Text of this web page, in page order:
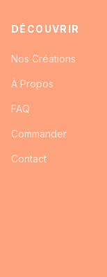
DÉCOUVRIR
Nos Créations
À Propos
FAQ
Commander
Contact